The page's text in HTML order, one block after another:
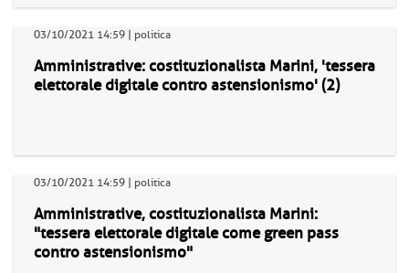
03/10/2021 14:59 | politica
Amministrative: costituzionalista Marini, 'tessera
elettorale digitale contro astensionismo' (2)
03/10/2021 14:59 | politica
Amministrative, costituzionalista Marini:
"tessera elettorale digitale come green pass
contro astensionismo"